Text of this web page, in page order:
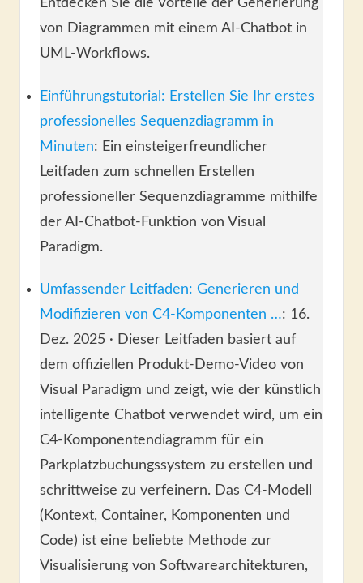
Entdecken Sie die Vorteile der Generierung
von Diagrammen mit einem AI-Chatbot in
UML-Workflows.
Einführungstutorial: Erstellen Sie Ihr erstes
professionelles Sequenzdiagramm in
Minuten: Ein einsteigerfreundlicher
Leitfaden zum schnellen Erstellen
professioneller Sequenzdiagramme mithilfe
der AI-Chatbot-Funktion von Visual
Paradigm.
Umfassender Leitfaden: Generieren und
Modifizieren von C4-Komponenten …: 16.
Dez. 2025 · Dieser Leitfaden basiert auf
dem offiziellen Produkt-Demo-Video von
Visual Paradigm und zeigt, wie der künstlich
intelligente Chatbot verwendet wird, um ein
C4-Komponentendiagramm für ein
Parkplatzbuchungssystem zu erstellen und
schrittweise zu verfeinern. Das C4-Modell
(Kontext, Container, Komponenten und
Code) ist eine beliebte Methode zur
Visualisierung von Softwarearchitekturen,